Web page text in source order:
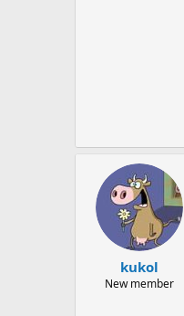
kukol
New member